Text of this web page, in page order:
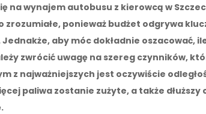
na wynajem autobusu z kierowcą w
zrozumiałe, ponieważ budżet odgrywa
aby móc dokładnie oszacować,
zwrócić uwagę na szereg czynników,
z najważniejszych jest oczywiście
paliwa zostanie zużyte, a także